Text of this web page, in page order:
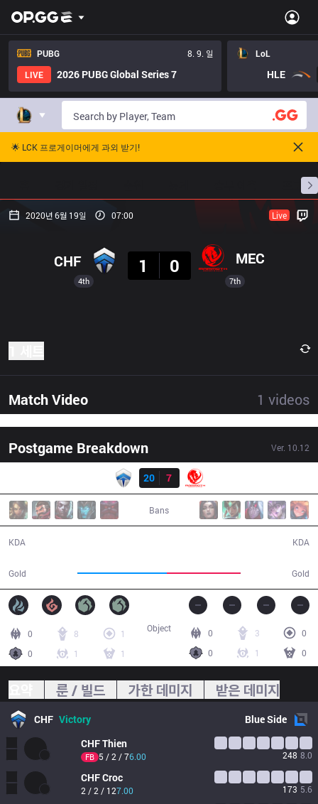
PUBG
8. 9. 일
LIVE
2026 PUBG Global Series 7
LoL
HLE
🌟 LCK 프로게이머에게 과외 받기!
프로빌
2020년 6월 19일 07:00 Live
4th
CHF
1
0 MEC
7th
Match Video 1 videos
Postgame Breakdown Ver. 10.12
20
7
Bans
KDA
Gold Gold
KDA
0 8
1
0
1 1
0 3
0
0
1 0
Object
룬 / 빌드 가한 데미지 받은 데미지
CHF Victory BlueSide
CHFThien
FB 5 / 2 / 76.00 248 8.0
CHFCroc
2 / 2 / 127.00 173 5.6